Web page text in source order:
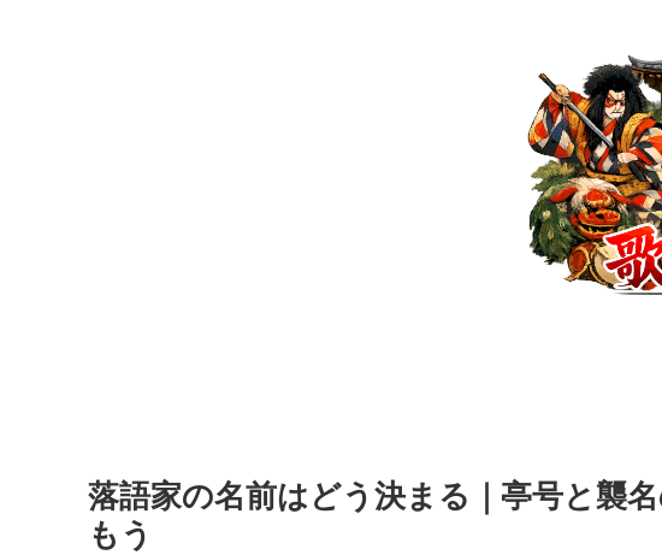
落語家の名前はどう決まる｜亭号と襲
もう